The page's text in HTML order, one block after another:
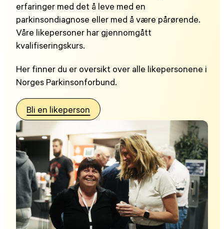
erfaringer med det å leve med en
parkinsondiagnose eller med å være pårørende.
Våre likepersoner har gjennomgått
kvalifiseringskurs.
Her finner du er oversikt over alle likepersonene i
Norges Parkinsonforbund.
Bli en likeperson